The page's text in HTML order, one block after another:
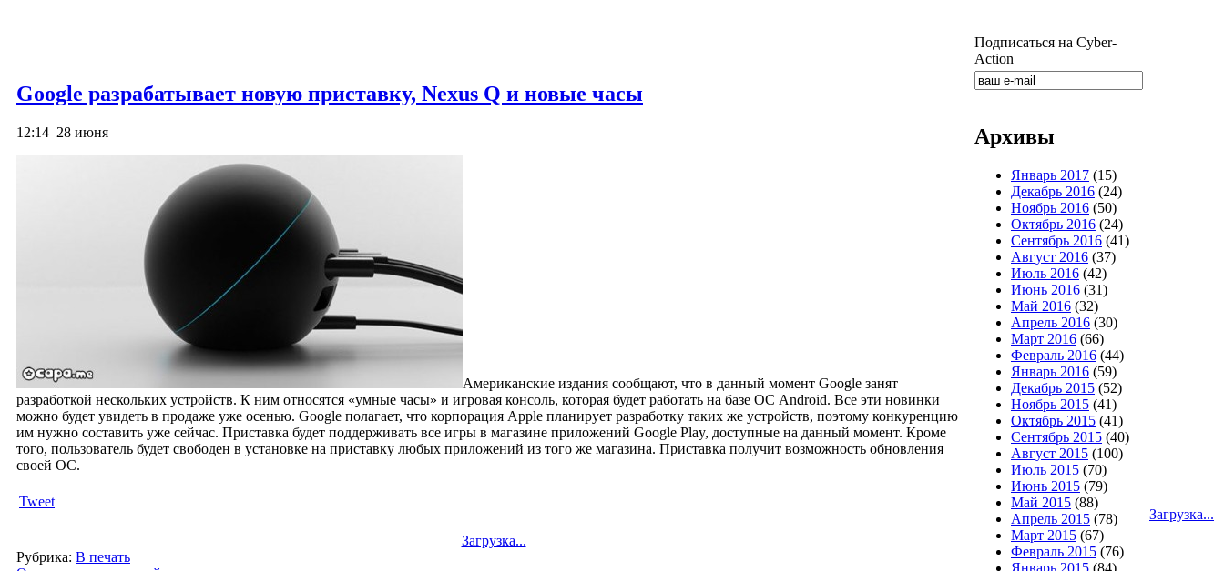
Google разрабатывает новую приставку, Nexus Q и новые часы
12:14 28 июня
Американские издания сообщают, что в данный момент Google занят
разработкой нескольких устройств. К ним относятся «умные часы» и игровая консоль, которая будет работать на базе ОС Android. Все эти новинки
можно будет увидеть в продаже уже осенью. Google полагает, что корпорация Apple планирует разработку таких же устройств, поэтому конкуренцию
им нужно составить уже сейчас. Приставка будет поддерживать все игры в магазине приложений Google Play, доступные на данный момент. Кроме
того, пользователь будет свободен в установке на приставку любых приложений из того же магазина. Приставка получит возможность обновления
своей ОС.
Tweet
Загрузка...
Рубрика: В печать
Подписаться на Cyber-
Action
Архивы
Январь 2017 (15)
Декабрь 2016 (24)
Ноябрь 2016 (50)
Октябрь 2016 (24)
Сентябрь 2016 (41)
Август 2016 (37)
Июль 2016 (42)
Июнь 2016 (31)
Май 2016 (32)
Апрель 2016 (30)
Март 2016 (66)
Февраль 2016 (44)
Январь 2016 (59)
Декабрь 2015 (52)
Ноябрь 2015 (41)
Октябрь 2015 (41)
Сентябрь 2015 (40)
Август 2015 (100)
Июль 2015 (70)
Июнь 2015 (79)
Май 2015 (88)
Апрель 2015 (78)
Март 2015 (67)
Февраль 2015 (76)
Январь 2015 (84)
Загрузка...